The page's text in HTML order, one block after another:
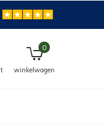
winkelwagen
0